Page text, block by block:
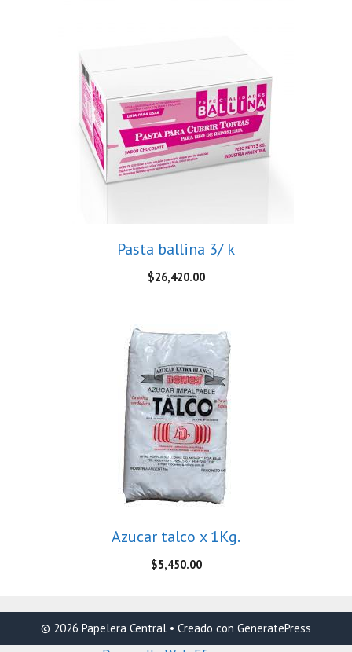
Pasta ballina 3/ k
$26,420.00
Azucar talco x 1Kg.
$5,450.00
© 2026 Papelera Central • Creado con GeneratePress